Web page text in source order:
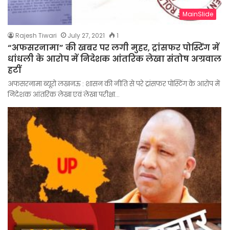
MainSlide
Rajesh Tiwari July 27, 2021 1
“अफसरनामा” की खबर पर लगी मुहर, ट्रांसफर पोस्टिंग में
धांधली के आरोप में निदेशक आंतरिक लेखा संतोष अग्रवाल
हटीं
अफसरनामा ब्यूरो लखनऊ : शासन की नीति से परे ट्रांसफर पोस्टिंग के आरोप में
निदेशक आंतरिक लेखा एवं लेखा परीक्षा…